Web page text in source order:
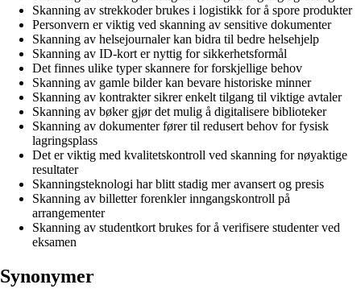
Skanning av strekkoder brukes i logistikk for å spore produkter
Personvern er viktig ved skanning av sensitive dokumenter
Skanning av helsejournaler kan bidra til bedre helsehjelp
Skanning av ID-kort er nyttig for sikkerhetsformål
Det finnes ulike typer skannere for forskjellige behov
Skanning av gamle bilder kan bevare historiske minner
Skanning av kontrakter sikrer enkelt tilgang til viktige avtaler
Skanning av bøker gjør det mulig å digitalisere biblioteker
Skanning av dokumenter fører til redusert behov for fysisk
lagringsplass
Det er viktig med kvalitetskontroll ved skanning for nøyaktige
resultater
Skanningsteknologi har blitt stadig mer avansert og presis
Skanning av billetter forenkler inngangskontroll på
arrangementer
Skanning av studentkort brukes for å verifisere studenter ved
eksamen
Synonymer